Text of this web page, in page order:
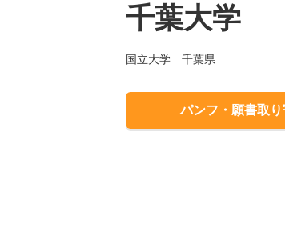
千葉大学
国立大学 千葉県
パンフ・願書取り